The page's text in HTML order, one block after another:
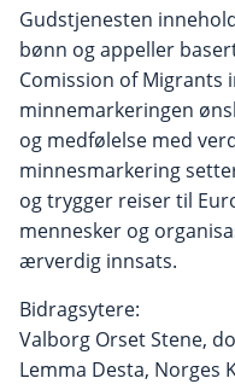
Gudstjenesten
bønn og appeller
Comission of Migrants
minnemarkeringen
og medfølelse med
minnesmarkering
og trygger reiser til
mennesker og
ærverdig innsats.
Bidragsytere:
Valborg Orset Stene,
Lemma Desta, Norges